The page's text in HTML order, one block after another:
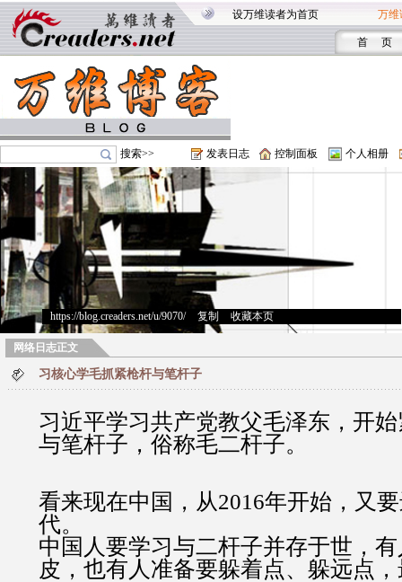
设万维读者为首页 万维
首 页
搜索>> 发表日志 控制面板 个人相册
https://blog.creaders.net/u/9070/> 复制 收藏本页
网络日志正文
习核心学毛抓紧枪杆与笔杆子
习近平学习共产党教父毛泽东，开
与笔杆子，俗称毛二杆子。
看来现在中国，从2016年开始，又
代。
中国人要学习与二杆子并存于世，
皮，也有人准备要躲着点、躲远点